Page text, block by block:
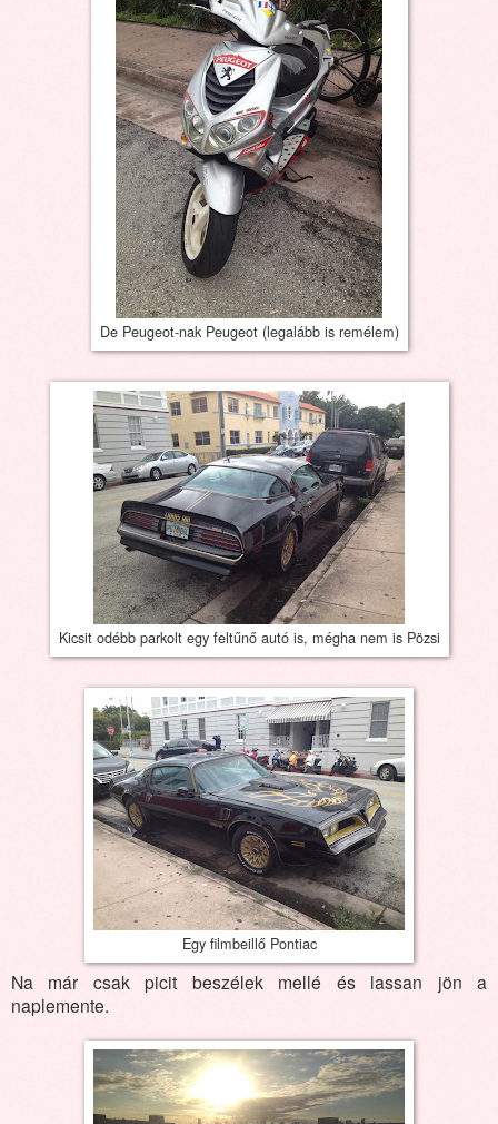
De Peugeot-nak Peugeot (legalább is remélem)
Kicsit odébb parkolt egy feltűnő autó is, mégha nem is Pözsi
Egy filmbeillő Pontiac
Na már csak picit beszélek mellé és lassan jön a
naplemente.